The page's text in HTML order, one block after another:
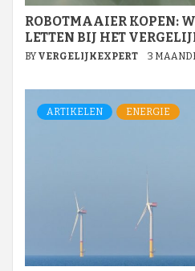
ROBOTMAAIER KOPEN:
LETTEN BIJ HET
BY VERGELIJKEXPERT 3
ARTIKELEN ENERGIE